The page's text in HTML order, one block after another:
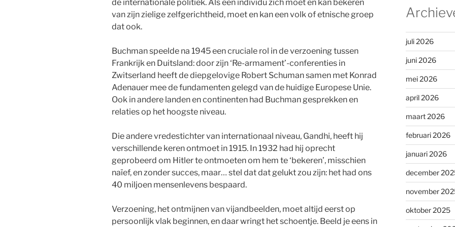
de internationale politiek. Als een individu zich moet en kan bekeren
van zijn zielige zelfgerichtheid, moet en kan een volk of etnische groep
dat ook.
Buchman speelde na 1945 een cruciale rol in de verzoening tussen
Frankrijk en Duitsland: door zijn ‘Re-armament’-conferenties in
Zwitserland heeft de diepgelovige Robert Schuman samen met Konrad
Adenauer mee de fundamenten gelegd van de huidige Europese Unie.
Ook in andere landen en continenten had Buchman gesprekken en
relaties op het hoogste niveau.
Die andere vredestichter van internationaal niveau, Gandhi, heeft hij
verschillende keren ontmoet in 1915. In 1932 had hij oprecht
geprobeerd om Hitler te ontmoeten om hem te ‘bekeren’, misschien
naïef, en zonder succes, maar… stel dat dat gelukt zou zijn: het had ons
40 miljoen mensenlevens bespaard.
Verzoening, het ontmijnen van vijandbeelden, moet altijd eerst op
persoonlijk vlak beginnen, en daar wringt het schoentje. Beeld je eens in
juli 2026
juni 2026
mei 2026
april 2026
maart 2026
februari 2026
januari 2026
december
november
oktober 2025